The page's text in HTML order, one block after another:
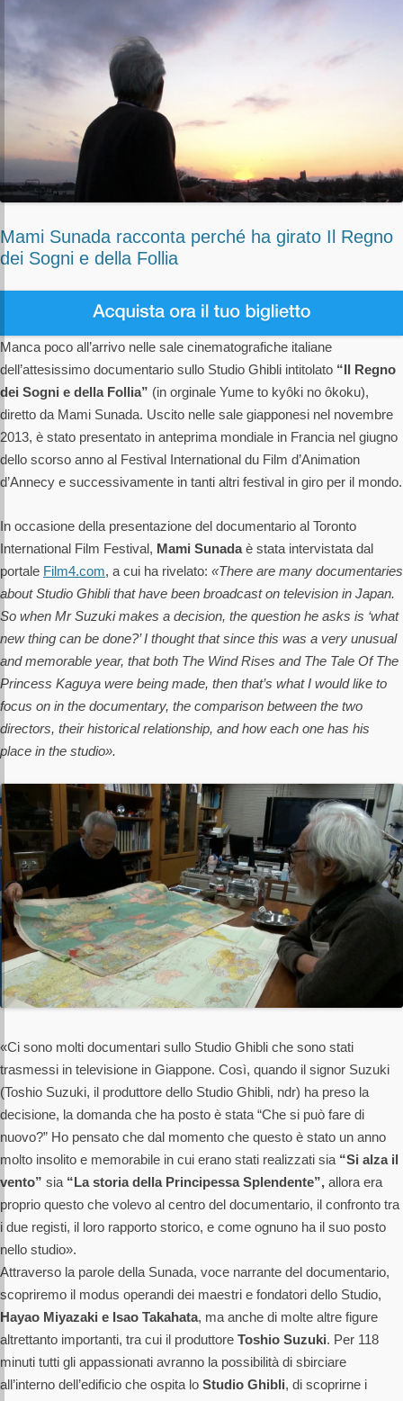
Mami Sunada racconta perché ha girato Il Regno
dei Sogni e della Follia
Manca poco all’arrivo nelle sale cinematografiche italiane
dell’attesissimo documentario sullo Studio Ghibli intitolato “Il Regno
dei Sogni e della Follia” (in orginale Yume to kyôki no ôkoku),
diretto da Mami Sunada. Uscito nelle sale giapponesi nel novembre
2013, è stato presentato in anteprima mondiale in Francia nel giugno
dello scorso anno al Festival International du Film d’Animation
d’Annecy e successivamente in tanti altri festival in giro per il mondo.
In occasione della presentazione del documentario al Toronto
International Film Festival, Mami Sunadaè stata intervistata dal
portale Film4.com, a cui ha rivelato: «There are many documentaries
about Studio Ghibli that have been broadcast on television in Japan.
So when Mr Suzuki makes a decision, the question he asks is ‘what
new thing can be done?’ I thought that since this was a very unusual
and memorable year, that both The Wind Rises and The Tale Of The
Princess Kaguya were being made, then that’s what I would like to
focus on in the documentary, the comparison between the two
directors, their historical relationship, and how each one has his
place in the studio».
«Ci sono molti documentari sullo Studio Ghibli che sono stati
trasmessi in televisione in Giappone. Così, quando il signor Suzuki
(Toshio Suzuki, il produttore dello Studio Ghibli, ndr) ha preso la
decisione, la domanda che ha posto è stata “Che si può fare di
nuovo?” Ho pensato che dal momento che questo è stato un anno
molto insolito e memorabile in cui erano stati realizzati sia “Si alza il
vento” sia “La storia della Principessa Splendente”, allora era
proprio questo che volevo al centro del documentario, il confronto tra
i due registi, il loro rapporto storico, e come ognuno ha il suo posto
nello studio».
Attraverso la parole della Sunada, voce narrante del documentario,
scopriremo il modus operandi dei maestri e fondatori dello Studio,
Hayao Miyazaki e Isao Takahata, ma anche di molte altre figure
altrettanto importanti, tra cui il produttore Toshio Suzuki. Per 118
minuti tutti gli appassionati avranno la possibilità di sbirciare
all’interno dell’edificio che ospita lo Studio Ghibli, di scoprirne i